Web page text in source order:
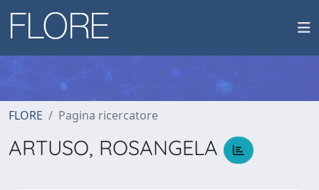
FLORE Pagina ricercatore
ARTUSO, ROSANGELA